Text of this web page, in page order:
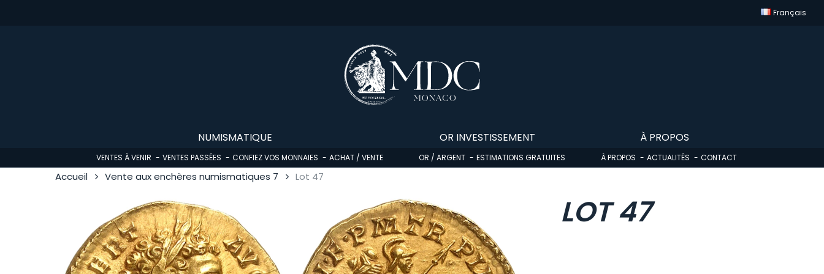
Français
NUMISMATIQUE
VENTES À VENIR VENTES PASSÉES CONFIEZ VOS MONNAIES ACHAT / VENTE
OR INVESTISSEMENT
OR / ARGENT ESTIMATIONS GRATUITES
À PROPOS
À PROPOS ACTUALITÉS CONTACT
Accueil Vente aux enchères numismatiques 7 Lot 47
LOT 47